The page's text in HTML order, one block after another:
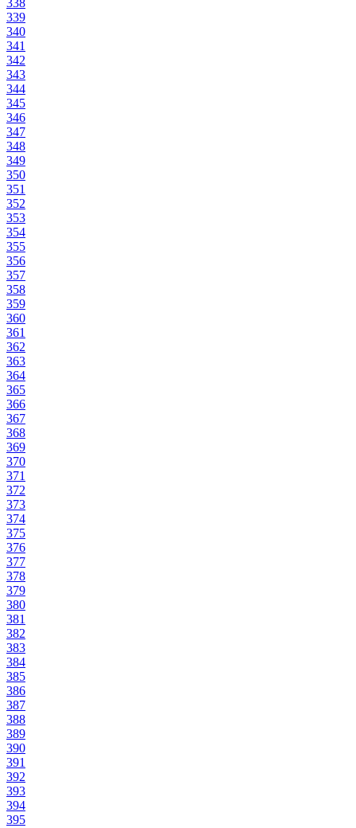
339
340
341
342
343
344
345
346
347
348
349
350
351
352
353
354
355
356
357
358
359
360
361
362
363
364
365
366
367
368
369
370
371
372
373
374
375
376
377
378
379
380
381
382
383
384
385
386
387
388
389
390
391
392
393
394
395